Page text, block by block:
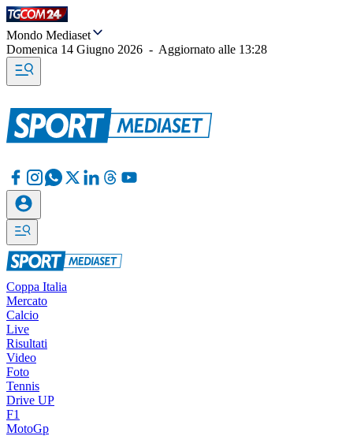
Mondo Mediaset
Domenica 14 Giugno 2026 - Aggiornato alle 13:28
Coppa Italia
Mercato
Calcio
Live
Risultati
Video
Foto
Tennis
Drive UP
F1
MotoGp